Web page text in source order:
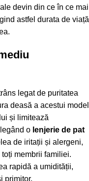
devin din ce în ce mai
astfel durata de viață
legat de puritatea
deasă a acestui model
și limitează
o lenjerie de pat
de iritații și alergeni,
membrii familiei.
rapidă a umidității,
primitor.